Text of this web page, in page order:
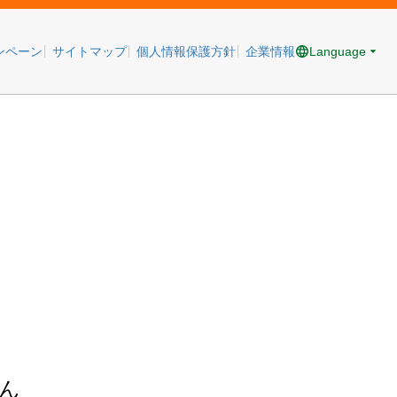
ペーン サイトマップ 個人情報保護方針 企業情報 Language